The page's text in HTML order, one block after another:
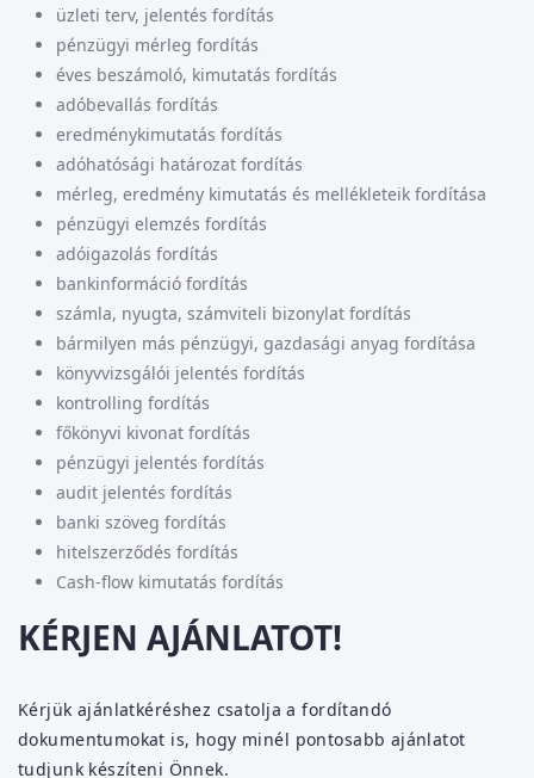
üzleti terv, jelentés fordítás
pénzügyi mérleg fordítás
éves beszámoló, kimutatás fordítás
adóbevallás fordítás
eredménykimutatás fordítás
adóhatósági határozat fordítás
mérleg, eredmény kimutatás és mellékleteik fordítása
pénzügyi elemzés fordítás
adóigazolás fordítás
bankinformáció fordítás
számla, nyugta, számviteli bizonylat fordítás
bármilyen más pénzügyi, gazdasági anyag fordítása
könyvvizsgálói jelentés fordítás
kontrolling fordítás
főkönyvi kivonat fordítás
pénzügyi jelentés fordítás
audit jelentés fordítás
banki szöveg fordítás
hitelszerződés fordítás
Cash-flow kimutatás fordítás
KÉRJEN AJÁNLATOT!
Kérjük ajánlatkéréshez csatolja a fordítandó
dokumentumokat is, hogy minél pontosabb ajánlatot
tudjunk készíteni Önnek.